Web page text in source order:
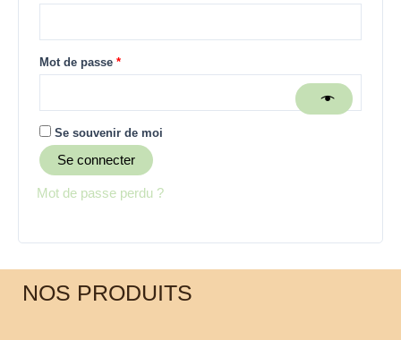
Mot de passe *
Se souvenir de moi
Se connecter
Mot de passe perdu ?
NOS PRODUITS